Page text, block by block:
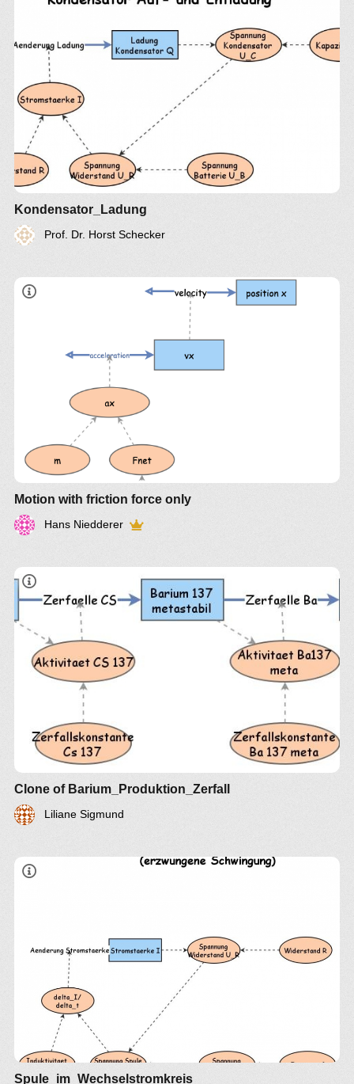
Kondensator_Ladung
Prof. Dr. Horst Schecker
Motion with friction force only
Hans Niedderer
Clone of Barium_Produktion_Zerfall
Liliane Sigmund
Spule_im_Wechselstromkreis